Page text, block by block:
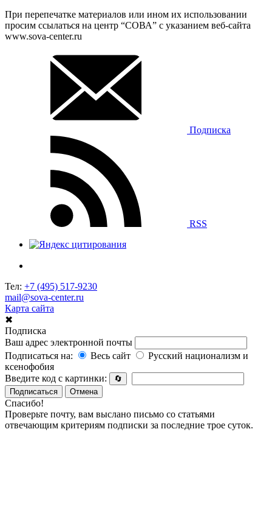
При перепечатке материалов или ином их использовании
просим ссылаться на центр “СОВА” с указанием веб-сайта
www.sova-center.ru
Подписка
RSS
Тел: +7 (495) 517-9230
mail@sova-center.ru
Карта сайта
✖
Подписка
Ваш адрес электронной почты
Подписаться на:
Весь сайт
Русский национализм и
ксенофобия
Введите код с картинки:
🔄
Подписаться
Отмена
Спасибо!
Проверьте почту, вам выслано письмо со статьями
отвечающим критериям подписки за последние трое суток.